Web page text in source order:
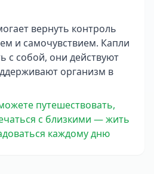
вернуть контроль
и самочувствием. Капли
с собой, они действуют
организм в
путешествовать,
с близкими — жить
каждому дню